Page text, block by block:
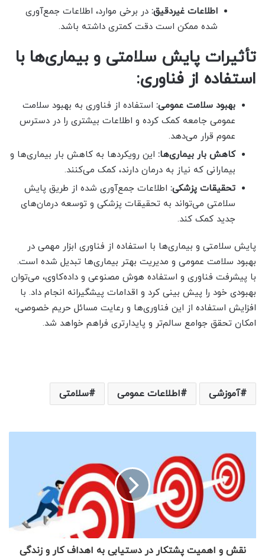
اطلاعات غیردقیق: در برخی موارد، اطلاعات جمع‌آوری
شده ممکن است دقت کمتری داشته باشد.
تأثیرات پایش سلامتی و بیماری‌ها با
استفاده از فناوری:
بهبود سلامت عمومی: استفاده از فناوری به بهبود سلامت
عمومی جامعه کمک کرده و اطلاعات بیشتری را در دسترس
عموم قرار می‌دهد.
کاهش بار بیماری‌ها: این رویکردها به کاهش بار بیماری‌ها و
بیمارانی که نیاز به درمان دارند، کمک می‌کنند.
تحقیقات پزشکی: اطلاعات جمع‌آوری شده از طریق پایش
سلامتی می‌تواند به تحقیقات پزشکی و توسعه درمان‌های
جدید کمک کند.
پایش سلامتی و بیماری‌ها با استفاده از فناوری ابزار مهمی در
بهبود سلامت عمومی و مدیریت بهتر بیماری‌ها تبدیل شده است.
با پیشرفت فناوری و استفاده هوش مصنوعی و داده‌کاوی، می‌توان
بهبودی خود را پیش بینی کرد و اقدامات پیشگیرانه انجام داد. با
افزایش استفاده از این فناوری‌ها و رعایت مسائل حریم خصوصی،
امکان تحقق جوامع سالم‌تر و پایدارتری فراهم خواهد شد.
آموزشی اطلاعات عمومی سلامتی
نقش و اهمیت پشتکار در دستیابی به اهداف کار و زندگی